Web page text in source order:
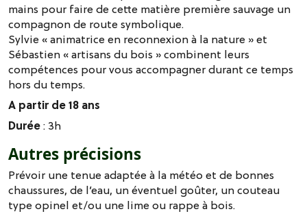
mains pour faire de cette matière première sauvage un
compagnon de route symbolique.
Sylvie « animatrice en reconnexion à la nature » et
Sébastien « artisans du bois » combinent leurs
compétences pour vous accompagner durant ce temps
hors du temps.
A partir de 18 ans
Durée: 3h
Autres précisions
Prévoir une tenue adaptée à la météo et de bonnes
chaussures, de l’eau, un éventuel goûter, un couteau
type opinel et/ou une lime ou rappe à bois.